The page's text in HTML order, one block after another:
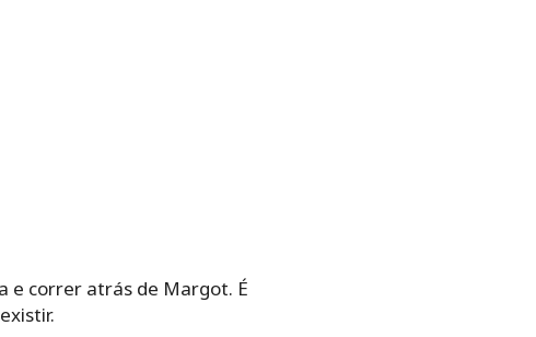
e correr atrás de Margot. É